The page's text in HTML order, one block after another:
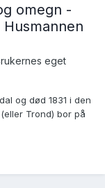
omegn -
eget
og død 1831 i den
Trond) bor på
f 14.1 1815,
f 2...